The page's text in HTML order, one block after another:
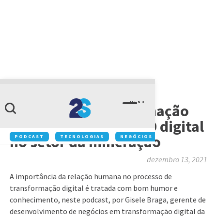
MENU
PODCAST TECNOLOGIAS NEGÓCIOS INOVAÇÃO
‘Causos da transformação
digital’ | Episódio 3: O digital
no setor da mineração
dezembro 13, 2021
A importância da relação humana no processo de
transformação digital é tratada com bom humor e
conhecimento, neste podcast, por Gisele Braga, gerente de
desenvolvimento de negócios em transformação digital da